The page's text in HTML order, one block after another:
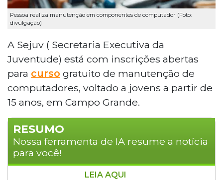
Pessoa realiza manutenção em componentes de computador (Foto:
divulgação)
A Sejuv ( Secretaria Executiva da
Juventude) está com inscrições abertas
para curso gratuito de manutenção de
computadores, voltado a jovens a partir de
15 anos, em Campo Grande.
RESUMO
Nossa ferramenta de IA resume a notícia
para você!
LEIA AQUI